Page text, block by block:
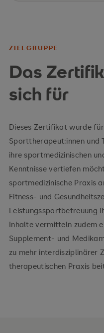
ZIELGRUPPE
Das
sich für
Dieses Zertifikat wurde für
Sporttherapeut:innen und
ihre sportmedizinischen
Kenntnisse vertiefen
sportmedizinische Praxis
Fitness- und
Leistungssportbetreuung
Inhalte vermitteln zudem
Supplement- und
zu mehr interdisziplinärer
therapeutischen Praxis